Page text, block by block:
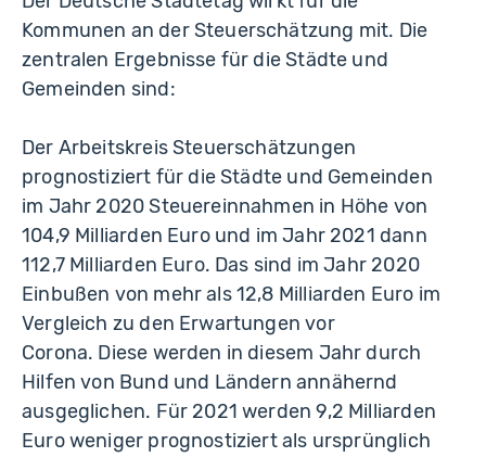
Kommunen an der Steuerschätzung mit. Die
zentralen Ergebnisse für die Städte und
Gemeinden sind:
Der Arbeitskreis Steuerschätzungen
prognostiziert für die Städte und Gemeinden
im Jahr 2020 Steuereinnahmen in Höhe von
104,9 Milliarden Euro und im Jahr 2021 dann
112,7 Milliarden Euro. Das sind im Jahr 2020
Einbußen von mehr als 12,8 Milliarden Euro im
Vergleich zu den Erwartungen vor
Corona. Diese werden in diesem Jahr durch
Hilfen von Bund und Ländern annähernd
ausgeglichen. Für 2021 werden 9,2 Milliarden
Euro weniger prognostiziert als ursprünglich